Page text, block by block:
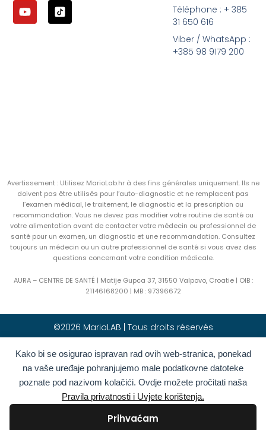
Kako bi se osigurao ispravan rad ovih web-stranica, ponekad
na vaše uređaje pohranjujemo male podatkovne datoteke
poznate pod nazivom kolačići. Ovdje možete pročitati naša
Pravila privatnosti i Uvjete korištenja.
Prihvaćam
Téléphone : + 385
31 650 616
Viber / WhatsApp :
+385 98 9179 200
Avertissement : Utilisez MarioLab.hr à des fins générales uniquement. Ils ne
doivent pas être utilisés pour l’auto-diagnostic et ne remplacent pas
l’examen médical, le traitement, le diagnostic et la prescription ou
recommandation. Vous ne devez pas modifier votre routine de santé ou
votre alimentation avant de contacter votre médecin ou professionnel de
santé pour un examen, un diagnostic et une recommandation. Consultez
toujours un médecin ou un autre professionnel de santé si vous avez des
questions concernant votre condition médicale.
AURA – CENTRE DE SANTÉ | Matije Gupca 37, 31550 Valpovo, Croatie | OIB :
21146168200 | MB : 97396672
©2026 MarioLAB | Tous droits réservés
Hrvatski( Croate) English(Anglais)
Deutsch (Allemand) Polski(Polonais)
Română (Roumain) Italiano (Italien)
Български(Bulgare)
Français
Grec moderne)